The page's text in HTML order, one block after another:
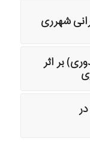
شهرری
بر اثر